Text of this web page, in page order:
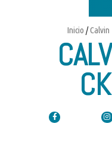
Inicio /Calvin